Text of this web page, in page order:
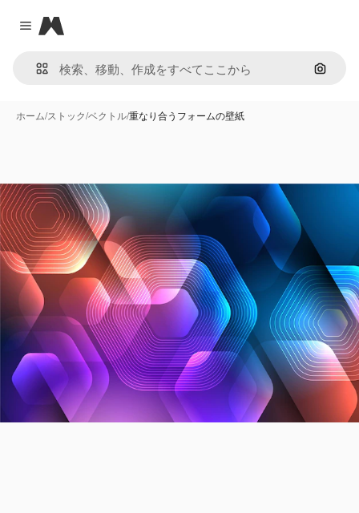
Close menu
Magnific
画像で
ホーム/ストック/ベクトル/重なり合うフォームの壁紙